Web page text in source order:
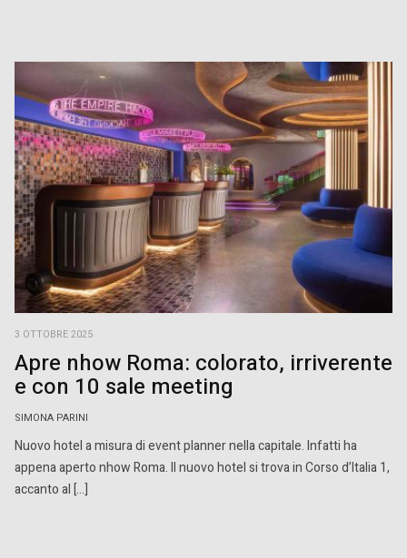
3 OTTOBRE 2025
Apre nhow Roma: colorato, irriverente
e con 10 sale meeting
SIMONA PARINI
Nuovo hotel a misura di event planner nella capitale. Infatti ha
appena aperto nhow Roma. Il nuovo hotel si trova in Corso d’Italia 1,
accanto al […]